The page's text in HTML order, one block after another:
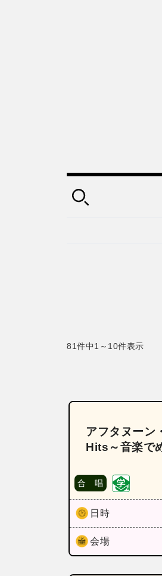
81件中1～10件表示
アフタヌーン
Hits～音楽で
合 唱
日時
会場